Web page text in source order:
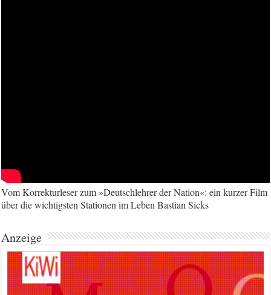
Vom Korrekturleser zum »Deutschlehrer der Nation«: ein kurzer Film
über die wichtigsten Stationen im Leben Bastian Sicks
Anzeige